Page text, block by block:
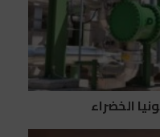
الخضراء